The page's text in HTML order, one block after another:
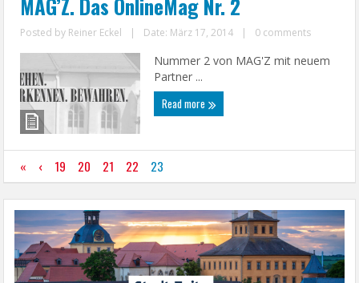
MAG’Z. Das OnlineMag Nr. 2
Posted by Reiner Eckel | Date: März 17, 2014 | 0 comments
Nummer 2 von MAG'Z mit neuem
Partner ...
Read more
« ‹ 19 20 21 22 23